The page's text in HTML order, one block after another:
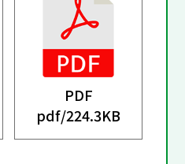
PDF
pdf/224.3KB